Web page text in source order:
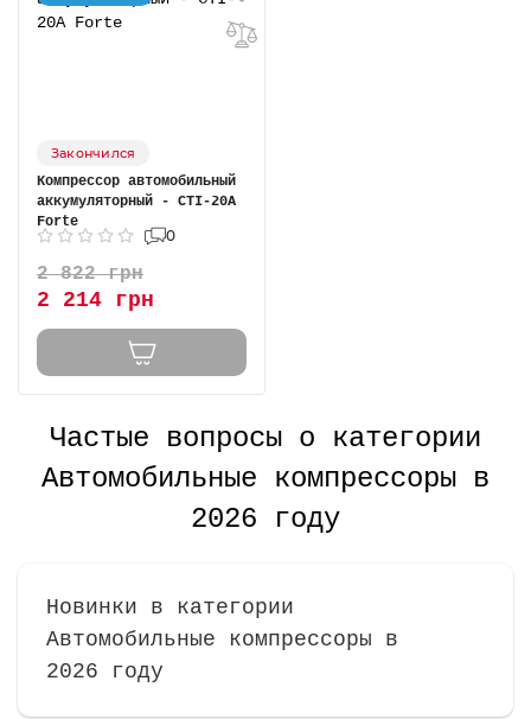
Закончился
Компрессор автомобильный
аккумуляторный - CTI-20A
Forte
0
2 822 грн
2 214 грн
Частые вопросы о категории
Автомобильные компрессоры в
2026 году
Новинки в категории
Автомобильные компрессоры в
2026 году